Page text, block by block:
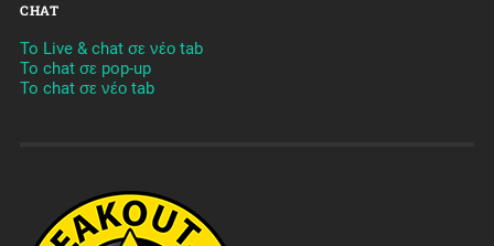
CHAT
To Live & chat σε νέο tab
To chat σε pop-up
To chat σε νέο tab